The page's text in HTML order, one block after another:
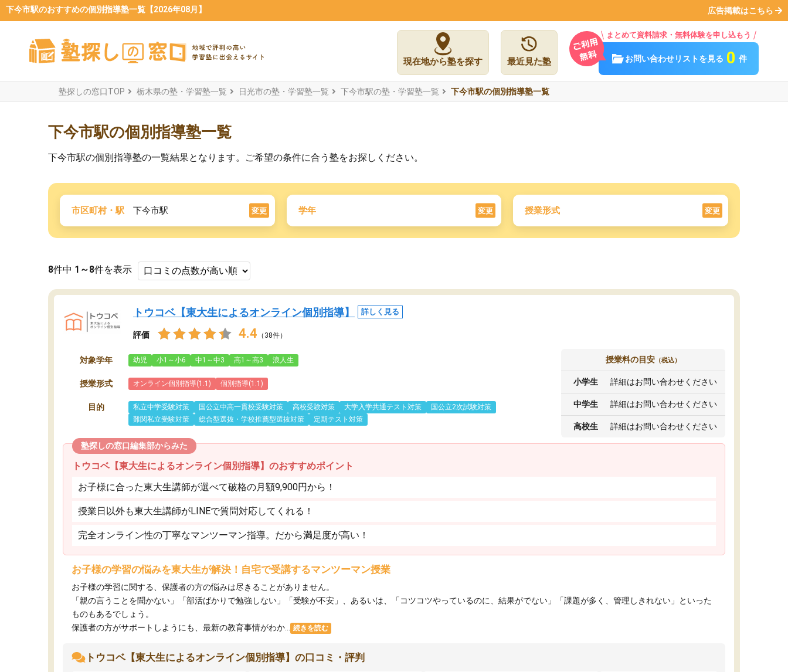
下今市駅のおすすめの個別指導塾一覧【2026年08月】 広告掲載はこちら
現在地から塾を探す 最近見た塾
まとめて資料請求・無料体験を申し込もう
お問い合わせリストを見る 0 件
塾探しの窓口TOP 栃木県の塾・学習塾一覧 日光市の塾・学習塾一覧 下今市駅の塾・学習塾一覧 下今市駅の個別指導塾一覧
下今市駅の個別指導塾一覧
下今市駅の個別指導塾の一覧結果となります。ご希望の条件に合う塾をお探しください。
市区町村・駅 下今市駅 変更 学年 変更 授業形式 変更
8件中 1～8件を表示
トウコベ【東大生によるオンライン個別指導】 詳しく見る
評価 4.4 （38件）
対象学年 幼児 小1～小6 中1～中3 高1～高3 浪人生
授業形式 オンライン個別指導(1:1) 個別指導(1:1)
目的 私立中学受験対策 国公立中高一貫校受験対策 高校受験対策 大学入学共通テスト対策
国公立2次試験対策
難関私立受験対策
総合型選抜・学校推薦型選抜対策 定期テスト対策
授業料の目安 （税込）
小学生 詳細はお問い合わせください
中学生 詳細はお問い合わせください
高校生 詳細はお問い合わせください
塾探しの窓口編集部からみた
トウコベ【東大生によるオンライン個別指導】のおすすめポイント
お子様に合った東大生講師が選べて破格の月額9,900円から！
授業日以外も東大生講師がLINEで質問対応してくれる！
完全オンライン性の丁寧なマンツーマン指導。だから満足度が高い！
お子様の学習の悩みを東大生が解決！自宅で受講するマンツーマン授業
お子様の学習に関する、保護者の方の悩みは尽きることがありません。
「親の言うことを聞かない」「部活ばかりで勉強しない」「受験が不安」、あるいは、「コツコツやっているのに、結果がでない」「課題が多く、管理しきれない」といった
ものもあるでしょう。
保護者の方がサポートしようにも、最新の教育事情がわか...
続きを読む
トウコベ【東大生によるオンライン個別指導】の口コミ・評判